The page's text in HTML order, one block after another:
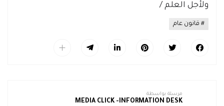
ولأجل العلم /
قانون عام
مرسلة بواسطة
MEDIA CLICK -INFORMATION DESK